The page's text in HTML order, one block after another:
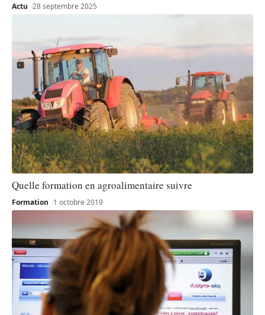
Actu 28 septembre 2025
Quelle formation en agroalimentaire suivre
Formation 1 octobre 2019